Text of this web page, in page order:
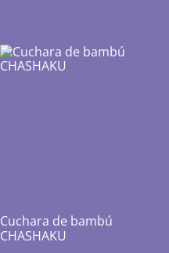
Cuchara de bambú
CHASHAKU